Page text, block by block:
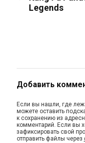
Legends
Добавить
Если вы нашли, где
можете оставить
к сохранению из
комментарий. Если вы
зафиксировать свой
отправить файлы через